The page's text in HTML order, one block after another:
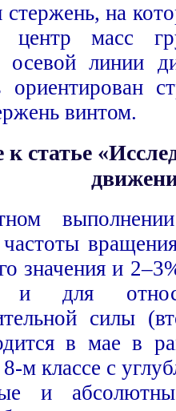
на
центр масс
осевой линии
винтом.
статье
значения и
и для
силы
в мае в
м классе с
и